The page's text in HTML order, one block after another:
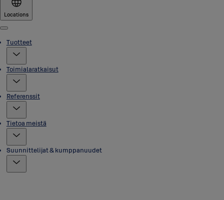
Locations
Menu
Tuotteet
Toimialaratkaisut
Referenssit
Tietoa meistä
Suunnittelijat & kumppanuudet